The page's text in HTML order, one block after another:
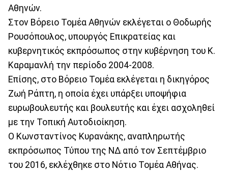
Αθηνών.
Στον Βόρειο Τομέα Αθηνών εκλέγεται ο Θοδωρής
Ρουσόπουλος, υπουργός Επικρατείας και
κυβερνητικός εκπρόσωπος στην κυβέρνηση του Κ.
Καραμανλή την περίοδο 2004-2008.
Επίσης, στο Βόρειο Τομέα εκλέγεται η δικηγόρος
Ζωή Ράπτη, η οποία έχει υπάρξει υποψήφια
ευρωβουλευτής και βουλευτής και έχει ασχοληθεί
με την Τοπική Αυτοδιοίκηση.
Ο Κωνσταντίνος Κυρανάκης, αναπληρωτής
εκπρόσωπος Τύπου της ΝΔ από τον Σεπτέμβριο
του 2016, εκλέχθηκε στο Νότιο Τομέα Αθήνας.